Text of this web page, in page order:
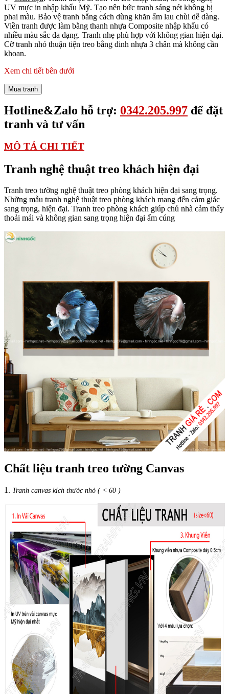
UV mực in nhập khẩu Mỹ. Tạo nên bức tranh sáng nét không bị
phai màu. Bảo vệ tranh bằng cách dùng khăn ẩm lau chùi dễ dàng.
Viền tranh được làm bằng thanh nhựa Composite nhập khẩu có
nhiều màu sắc đa dạng. Tranh nhẹ phù hợp với không gian hiện đại.
Cỡ tranh nhỏ thuận tiện treo bằng đinh nhựa 3 chân mà không cần
khoan.
Xem chi tiết bên dưới
Mua tranh
Hotline&Zalo hỗ trợ: 0342.205.997 để đặt
tranh và tư vấn
MÔ TẢ CHI TIẾT
Tranh nghệ thuật treo khách hiện đại
Tranh treo tường nghệ thuật treo phòng khách hiện đại sang trọng.
Những mẫu tranh nghệ thuật treo phòng khách mang đến cảm giác
sang trọng, hiện đại. Tranh treo phòng khách giúp chủ nhà cảm thấy
thoải mái và không gian sang trọng hiện đại ấm cúng
Chất liệu tranh treo tường Canvas
1. Tranh canvas kích thước nhỏ ( < 60 )